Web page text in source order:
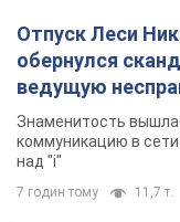
Отпуск Леси
обернулся
ведущую
Знаменитость
коммуникацию в
над "i"
7 годин тому 11,7 т.